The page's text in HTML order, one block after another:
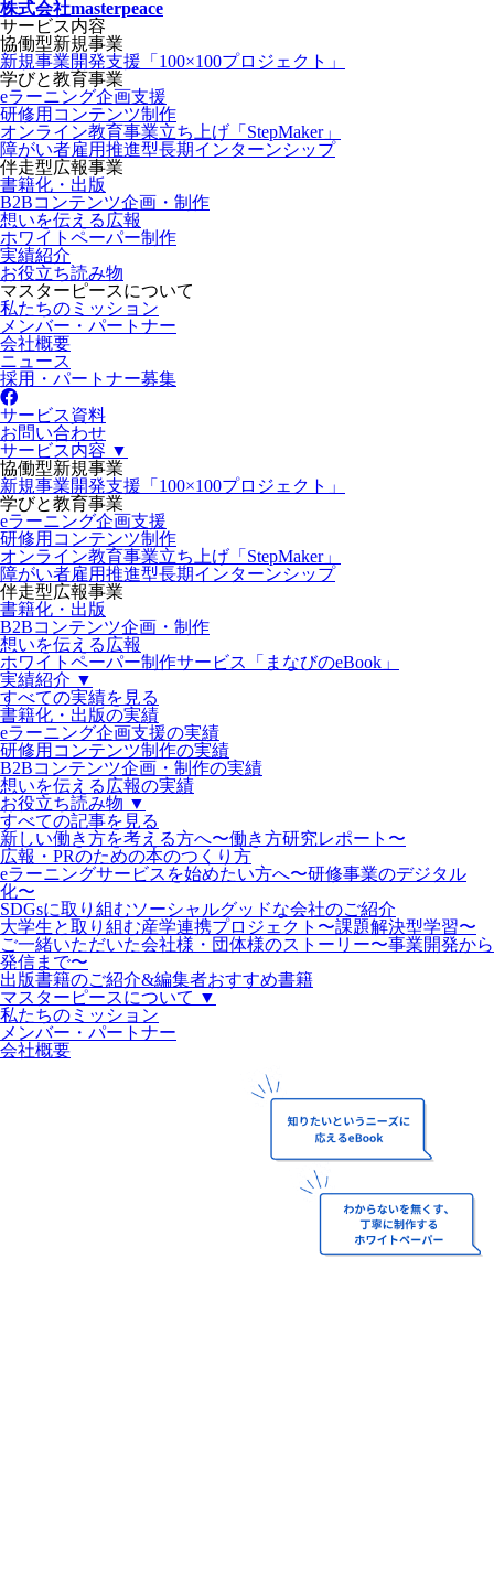
株式会社masterpeace
サービス内容
協働型新規事業
新規事業開発支援「100×100プロジェクト」
学びと教育事業
eラーニング企画支援
研修用コンテンツ制作
オンライン教育事業立ち上げ「StepMaker」
障がい者雇用推進型長期インターンシップ
伴走型広報事業
書籍化・出版
B2Bコンテンツ企画・制作
想いを伝える広報
ホワイトペーパー制作
実績紹介
お役立ち読み物
マスターピースについて
私たちのミッション
メンバー・パートナー
会社概要
ニュース
採用・パートナー募集
サービス資料
お問い合わせ
サービス内容 ▼
協働型新規事業
新規事業開発支援「100×100プロジェクト」
学びと教育事業
eラーニング企画支援
研修用コンテンツ制作
オンライン教育事業立ち上げ「StepMaker」
障がい者雇用推進型長期インターンシップ
伴走型広報事業
書籍化・出版
B2Bコンテンツ企画・制作
想いを伝える広報
ホワイトペーパー制作サービス「まなびのeBook」
実績紹介 ▼
すべての実績を見る
書籍化・出版の実績
eラーニング企画支援の実績
研修用コンテンツ制作の実績
B2Bコンテンツ企画・制作の実績
想いを伝える広報の実績
お役立ち読み物 ▼
すべての記事を見る
新しい働き方を考える方へ〜働き方研究レポート〜
広報・PRのための本のつくり方
eラーニングサービスを始めたい方へ〜研修事業のデジタル
化〜
SDGsに取り組むソーシャルグッドな会社のご紹介
大学生と取り組む産学連携プロジェクト〜課題解決型学習〜
ご一緒いただいた会社様・団体様のストーリー〜事業開発から
発信まで〜
出版書籍のご紹介&編集者おすすめ書籍
マスターピースについて ▼
私たちのミッション
メンバー・パートナー
会社概要